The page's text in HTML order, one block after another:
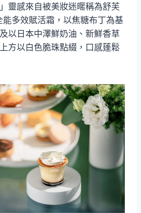
靈感來自被美妝迷暱稱為舒芙
能多效賦活霜，以焦糖布丁為基
以日本中澤鮮奶油、新鮮香草
方以白色脆珠點綴，口感蓬鬆